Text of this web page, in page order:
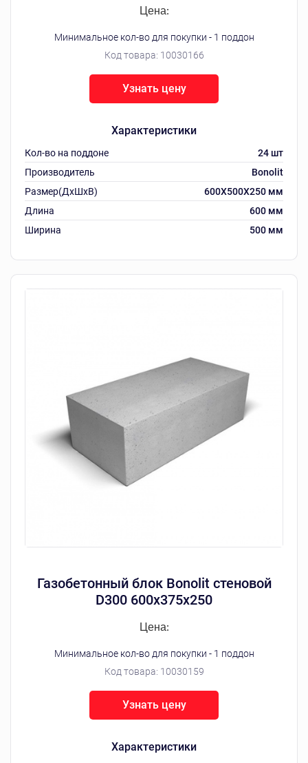
Код товара: 10030166
Цена:
Минимальное кол-во для покупки - 1 поддон
Характеристики
Кол-во на поддоне
24 шт
Производитель
Bonolit
Размер(ДхШхВ)
600X500X250 мм
Длина
600 мм
Ширина
500 мм
Узнать цену
Газобетонный блок Bonolit стеновой
D300 600х375х250
Код товара: 10030159
Цена:
Минимальное кол-во для покупки - 1 поддон
Характеристики
Узнать цену